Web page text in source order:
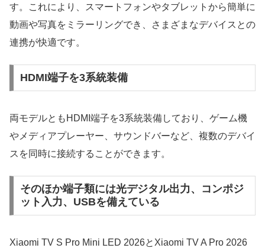
す。これにより、スマートフォンやタブレットから簡単に
動画や写真をミラーリングでき、さまざまなデバイスとの
連携が快適です。
HDMI端子を3系統装備
両モデルともHDMI端子を3系統装備しており、ゲーム機
やメディアプレーヤー、サウンドバーなど、複数のデバイ
スを同時に接続することができます。
そのほか端子類には光デジタル出力、コンポジ
ット入力、USBを備えている
Xiaomi TV S Pro Mini LED 2026とXiaomi TV A Pro 2026